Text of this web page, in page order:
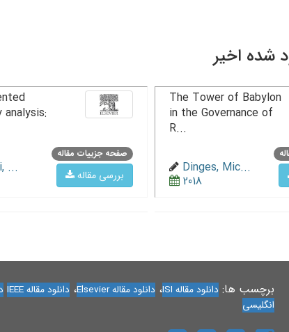
شده اخیر
The Tower of Babylon
in the Governance of
R...
Dinges, Mic...
2018
صفحه جزییات مقاله
بررسی مقاله
...
برچسب ها: دانلود مقاله ISI ، دانلود مقاله Elsevier ، دانلود مقاله IEEE
انگلیسی